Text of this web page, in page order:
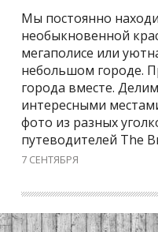
Мы постоянно
необыкновенной
мегаполисе или
небольшом городе.
города вместе.
интересными
фото из разных
путеводителей The
7 СЕНТЯБРЯ